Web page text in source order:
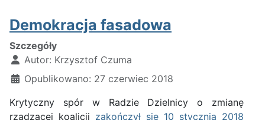
Demokracja fasadowa
Szczegóły
Autor: Krzysztof Czuma
Opublikowano: 27 czerwiec 2018
Krytyczny spór w Radzie Dzielnicy o zmianę
rządzącej koalicji zakończył się 10 stycznia 2018